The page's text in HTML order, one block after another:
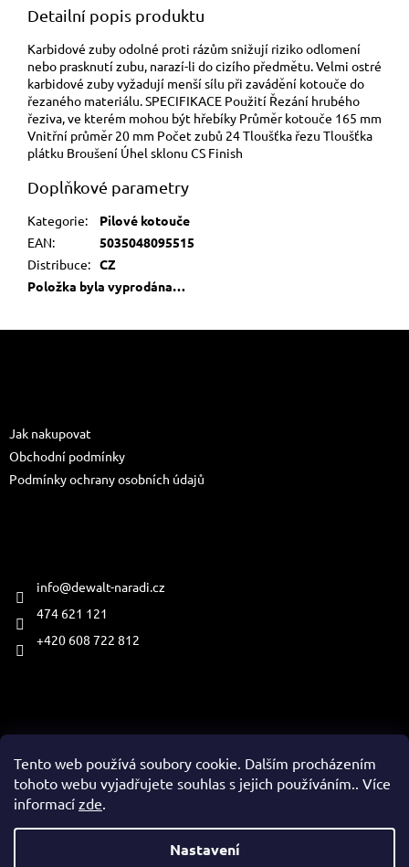
Tento web používá soubory cookie. Dalším procházením
tohoto webu vyjadřujete souhlas s jejich používáním.. Více
informací zde.
Nastavení
Detailní popis produktu
Karbidové zuby odolné proti rázům snižují riziko odlomení
nebo prasknutí zubu, narazí-li do cizího předmětu. Velmi ostré
karbidové zuby vyžadují menší sílu při zavádění kotouče do
řezaného materiálu. SPECIFIKACE Použití Řezání hrubého
řeziva, ve kterém mohou být hřebíky Průměr kotouče 165 mm
Vnitřní průměr 20 mm Počet zubů 24 Tloušťka řezu Tloušťka
plátku Broušení Úhel sklonu CS Finish
Doplňkové parametry
Kategorie:
Pilové kotouče
EAN:
5035048095515
Distribuce: CZ
Položka byla vyprodána…
Jak nakupovat
Obchodní podmínky
Podmínky ochrany osobních údajů
info@dewalt-naradi.cz
474 621 121
+420 608 722 812